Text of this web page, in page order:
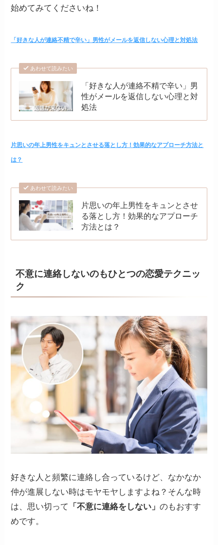
始めてみてくださいね！
「好きな人が連絡不精で辛い」男性がメールを返信しない心理と対処法
あわせて読みたい
「好きな人が連絡不精で辛い」男
性がメールを返信しない心理と対
処法
片思いの年上男性をキュンとさせる落とし方！効果的なアプローチ方法と
は？
あわせて読みたい
片思いの年上男性をキュンとさせ
る落とし方！効果的なアプローチ
方法とは？
不意に連絡しないのもひとつの恋愛テクニッ
ク
好きな人と頻繁に連絡し合っているけど、なかなか
仲が進展しない時はモヤモヤしますよね？そんな時
は、思い切って
「不意に連絡をしない」のもおすす
めです。